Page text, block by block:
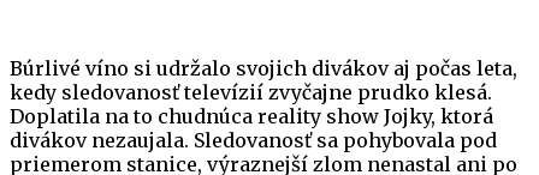
Búrlivé víno si udržalo svojich divákov aj počas leta,
kedy sledovanosť televízií zvyčajne prudko klesá.
Doplatila na to chudnúca reality show Jojky, ktorá
divákov nezaujala. Sledovanosť sa pohybovala pod
priemerom stanice, výraznejší zlom nenastal ani po